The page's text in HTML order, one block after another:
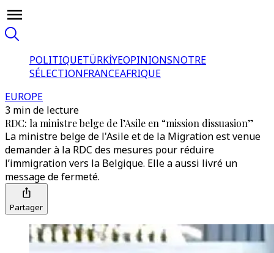
POLITIQUETÜRKİYEOPINIONSNOTRE
SÉLECTIONFRANCEAFRIQUE
EUROPE
3 min de lecture
RDC: la ministre belge de l’Asile en “mission dissuasion”
La ministre belge de l'Asile et de la Migration est venue
demander à la RDC des mesures pour réduire
l’immigration vers la Belgique. Elle a aussi livré un
message de fermeté.
Partager